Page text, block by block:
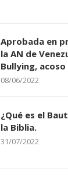
Aprobada en
la AN de
Bullying,
08/06/2022
¿Qué es el
la Biblia.
31/07/2022